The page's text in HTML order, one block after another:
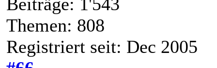
Themen: 808
Registriert seit: Dec 2005